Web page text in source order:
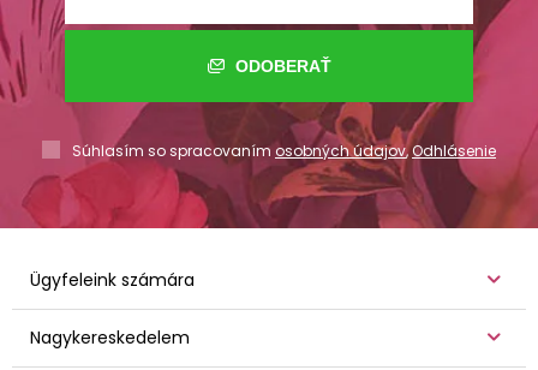
ODOBERAŤ
Súhlasím so spracovaním osobných údajov,Odhlásenie
Ügyfeleink számára
Nagykereskedelem